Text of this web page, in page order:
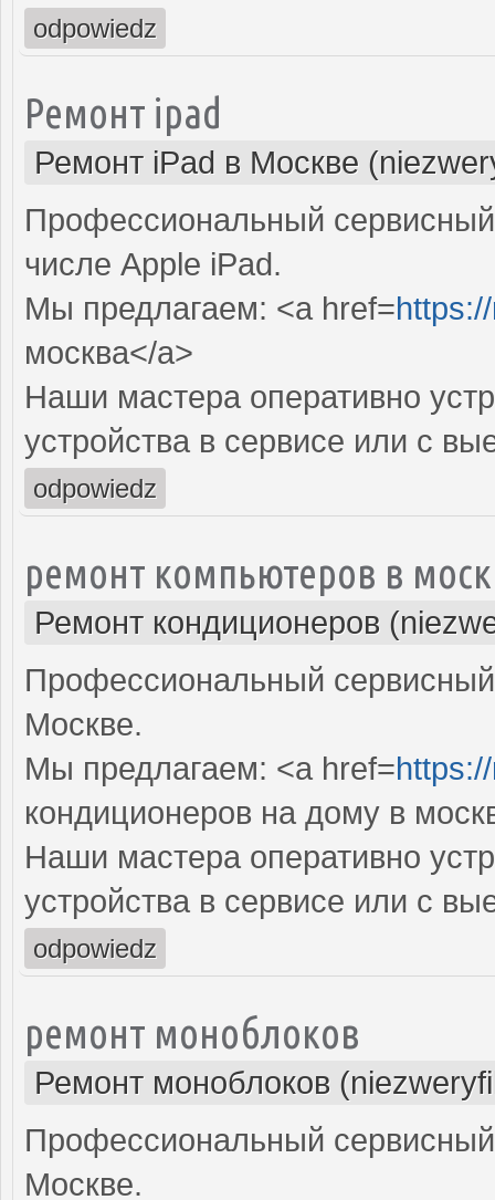
odpowiedz
Ремонт ipad
Ремонт iPad в Москве
Профессиональный
числе Apple iPad.
Мы предлагаем: <a href=
москва</a>
Наши мастера оперативно
устройства в сервисе или с
odpowiedz
ремонт компьютеров в
Ремонт кондиционеров
Профессиональный
Москве.
Мы предлагаем: <a href=
кондиционеров на дому в
Наши мастера оперативно
устройства в сервисе или с
odpowiedz
ремонт моноблоков
Ремонт моноблоков
Профессиональный
Москве.